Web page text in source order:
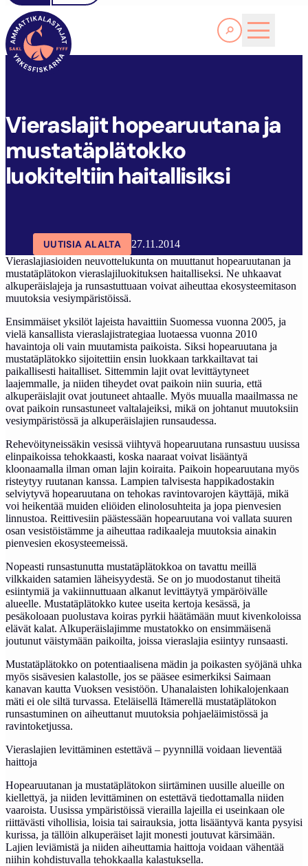
Lue lisää
SAKL
Vieraslajit hopearuutana ja
mustatäplätokko
luokiteltiin haitallisiksi
UUTISIA ALALTA
27.11.2014
Vieraslajiasioiden neuvottelukunta on muuttanut hopearuutanan ja
mustatäplätokon vieraslajiluokituksen haitalliseksi. Ne uhkaavat
alkuperäislajeja ja runsastuttuaan voivat aiheuttaa ekosysteemitason
muutoksia vesiympäristöissä.
Ensimmäiset yksilöt lajeista havaittiin Suomessa vuonna 2005, ja
vielä kansallista vieraslajistrategiaa luotaessa vuonna 2010
havaintoja oli vain muutamista paikoista. Siksi hopearuutana ja
mustatäplätokko sijoitettiin ensin luokkaan tarkkailtavat tai
paikallisesti haitalliset. Sittemmin lajit ovat levittäytyneet
laajemmalle, ja niiden tiheydet ovat paikoin niin suuria, että
alkuperäislajit ovat joutuneet ahtaalle. Myös muualla maailmassa ne
ovat paikoin runsastuneet valtalajeiksi, mikä on johtanut muutoksiin
vesiympäristössä ja alkuperäislajien runsaudessa.
Rehevöityneissäkin vesissä viihtyvä hopearuutana runsastuu uusissa
elinpaikoissa tehokkaasti, koska naaraat voivat lisääntyä
kloonaamalla ilman oman lajin koiraita. Paikoin hopearuutana myös
risteytyy ruutanan kanssa. Lampien talvisesta happikadostakin
selviytyvä hopearuutana on tehokas ravintovarojen käyttäjä, mikä
voi heikentää muiden eliöiden elinolosuhteita ja jopa pienvesien
linnustoa. Reittivesiin päästessään hopearuutana voi vallata suuren
osan vesistöistämme ja aiheuttaa radikaaleja muutoksia ainakin
pienvesien ekosysteemeissä.
Nopeasti runsastunutta mustatäplätokkoa on tavattu meillä
vilkkaiden satamien läheisyydestä. Se on jo muodostanut tiheitä
esiintymiä ja vakiinnuttuaan alkanut levittäytyä ympäröivälle
alueelle. Mustatäplätokko kutee useita kertoja kesässä, ja
pesäkoloaan puolustava koiras pyrkii häätämään muut kivenkoloissa
elävät kalat. Alkuperäislajimme mustatokko on ensimmäisenä
joutunut väistymään paikoilta, joissa vieraslajia esiintyy runsaasti.
Mustatäplätokko on potentiaalisena mädin ja poikasten syöjänä uhka
myös sisävesien kalastolle, jos se pääsee esimerkiksi Saimaan
kanavan kautta Vuoksen vesistöön. Uhanalaisten lohikalojenkaan
mäti ei ole siltä turvassa. Eteläisellä Itämerellä mustatäplätokon
runsastuminen on aiheuttanut muutoksia pohjaeläimistössä ja
ravintoketjussa.
Vieraslajien levittäminen estettävä – pyynnillä voidaan lieventää
haittoja
Hopearuutanan ja mustatäplätokon siirtäminen uusille alueille on
kiellettyä, ja niiden levittäminen on estettävä tiedottamalla niiden
vaaroista. Uusissa ympäristöissä vierailla lajeilla ei useinkaan ole
riittävästi vihollisia, loisia tai sairauksia, jotta lisääntyvä kanta pysyisi
kurissa, ja tällöin alkuperäiset lajit monesti joutuvat kärsimään.
Lajien leviämistä ja niiden aiheuttamia haittoja voidaan vähentää
niihin kohdistuvalla tehokkaalla kalastuksella.